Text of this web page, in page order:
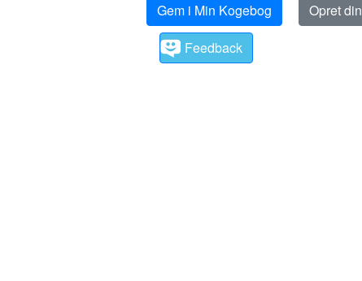
Gem i Min Kogebog Opret
Feedback